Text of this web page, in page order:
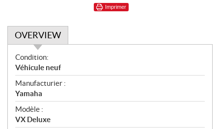
Imprimer
OVERVIEW
O
v
e
r
v
i
e
Condition:
Véhicule neuf
Manufacturier :
Yamaha
Modèle :
VX Deluxe